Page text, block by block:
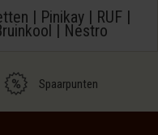
| Pinikay | RUF |
| Nestro
Spaarpunten